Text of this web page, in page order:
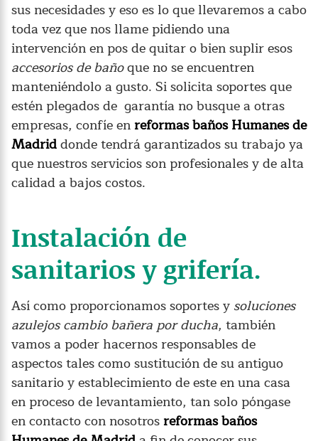
sus necesidades y eso es lo que llevaremos a cabo
toda vez que nos llame pidiendo una
intervención en pos de quitar o bien suplir esos
accesorios de bañoque no se encuentren
manteniéndolo a gusto. Si solicita soportes que
estén plegados de garantía no busque a otras
empresas, confíe enreformas baños Humanes de
Madriddonde tendrá garantizados su trabajo ya
que nuestros servicios son profesionales y de alta
calidad a bajos costos.
Instalación de
sanitarios y grifería.
Así como proporcionamos soportes y soluciones
azulejos cambio bañera por ducha, también
vamos a poder hacernos responsables de
aspectos tales como sustitución de su antiguo
sanitario y establecimiento de este en una casa
en proceso de levantamiento, tan solo póngase
en contacto con nosotrosreformas baños